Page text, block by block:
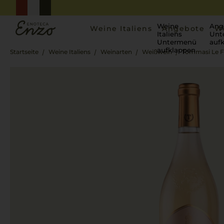
Weine Italiens
Weine
Italiens
Untermenü
aufklappen
Angebote
Startseite Weine Italiens Weinarten Weißwein Tommasi Le